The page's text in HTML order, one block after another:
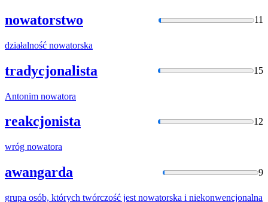
nowatorstwo 11
działalność nowatorska
tradycjonalista 15
Antonim nowatora
reakcjonista 12
wróg nowatora
awangarda 9
grupa osób, których twórczość jest nowatorska i niekonwencjonalna